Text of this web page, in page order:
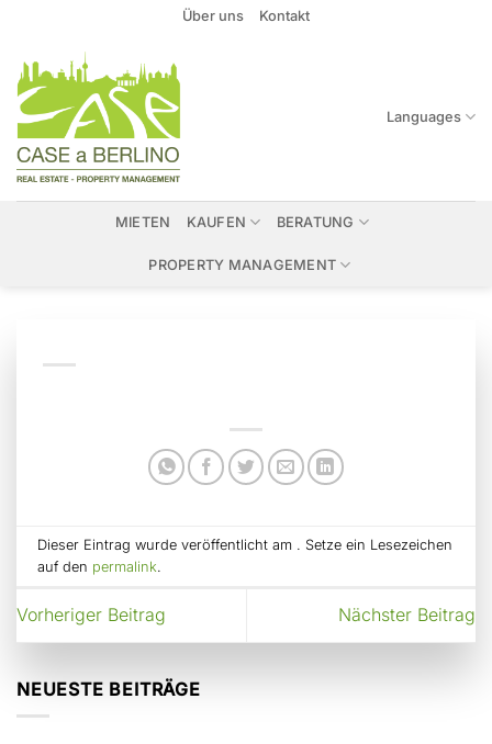
springen
Über uns Kontakt
Languages
MIETEN KAUFEN BERATUNG
PROPERTY MANAGEMENT
Dieser Eintrag wurde veröffentlicht am . Setze ein Lesezeichen
auf den permalink.
Vorheriger Beitrag Nächster Beitrag
NEUESTE BEITRÄGE